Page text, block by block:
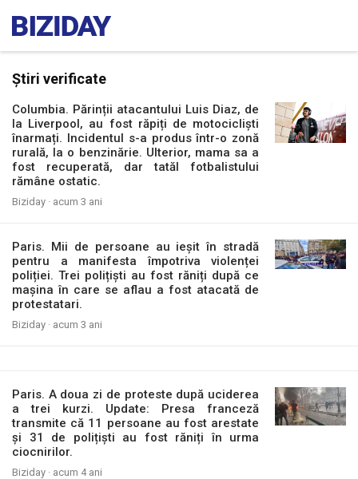
Știri verificate
Columbia. Părinții atacantului Luis Diaz, de
la Liverpool, au fost răpiți de motocicliști
înarmați. Incidentul s-a produs într-o zonă
rurală, la o benzinărie. Ulterior, mama sa a
fost recuperată, dar tatăl fotbalistului
rămâne ostatic.
Biziday · acum 3 ani
Paris. Mii de persoane au ieșit în stradă
pentru a manifesta împotriva violenței
poliției. Trei polițiști au fost răniți după ce
mașina în care se aflau a fost atacată de
protestatari.
Biziday · acum 3 ani
Paris. A doua zi de proteste după uciderea
a trei kurzi. Update: Presa franceză
transmite că 11 persoane au fost arestate
și 31 de polițiști au fost răniți în urma
ciocnirilor.
Biziday · acum 4 ani